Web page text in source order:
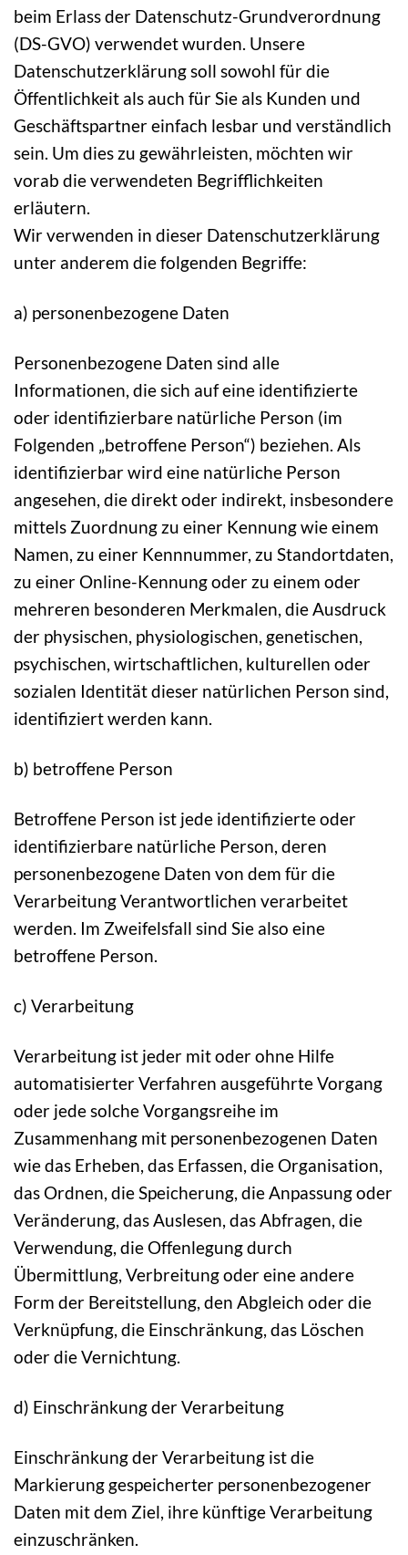
beim Erlass der Datenschutz-Grundverordnung
(DS-GVO) verwendet wurden. Unsere
Datenschutzerklärung soll sowohl für die
Öffentlichkeit als auch für Sie als Kunden und
Geschäftspartner einfach lesbar und verständlich
sein. Um dies zu gewährleisten, möchten wir
vorab die verwendeten Begrifflichkeiten
erläutern.
Wir verwenden in dieser Datenschutzerklärung
unter anderem die folgenden Begriffe:
a) personenbezogene Daten
Personenbezogene Daten sind alle
Informationen, die sich auf eine identifizierte
oder identifizierbare natürliche Person (im
Folgenden „betroffene Person“) beziehen. Als
identifizierbar wird eine natürliche Person
angesehen, die direkt oder indirekt, insbesondere
mittels Zuordnung zu einer Kennung wie einem
Namen, zu einer Kennnummer, zu Standortdaten,
zu einer Online-Kennung oder zu einem oder
mehreren besonderen Merkmalen, die Ausdruck
der physischen, physiologischen, genetischen,
psychischen, wirtschaftlichen, kulturellen oder
sozialen Identität dieser natürlichen Person sind,
identifiziert werden kann.
b) betroffene Person
Betroffene Person ist jede identifizierte oder
identifizierbare natürliche Person, deren
personenbezogene Daten von dem für die
Verarbeitung Verantwortlichen verarbeitet
werden. Im Zweifelsfall sind Sie also eine
betroffene Person.
c) Verarbeitung
Verarbeitung ist jeder mit oder ohne Hilfe
automatisierter Verfahren ausgeführte Vorgang
oder jede solche Vorgangsreihe im
Zusammenhang mit personenbezogenen Daten
wie das Erheben, das Erfassen, die Organisation,
das Ordnen, die Speicherung, die Anpassung oder
Veränderung, das Auslesen, das Abfragen, die
Verwendung, die Offenlegung durch
Übermittlung, Verbreitung oder eine andere
Form der Bereitstellung, den Abgleich oder die
Verknüpfung, die Einschränkung, das Löschen
oder die Vernichtung.
d) Einschränkung der Verarbeitung
Einschränkung der Verarbeitung ist die
Markierung gespeicherter personenbezogener
Daten mit dem Ziel, ihre künftige Verarbeitung
einzuschränken.